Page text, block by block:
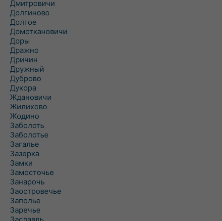
Дмитровичи
Долгиново
Долгое
Домоткановичи
Доры
Дражно
Дричин
Дружный
Дуброво
Дукора
Ждановичи
Жилихово
Жодино
Заболоть
Заболотье
Загалье
Зазерка
Замки
Замосточье
Занарочь
Заостровечье
Заполье
Заречье